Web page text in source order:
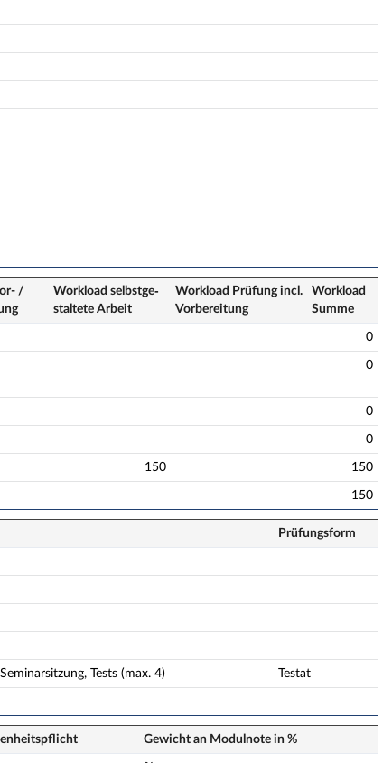
/
Workload selbstge­
staltete Arbeit
Workload Prüfung incl.
Vorbereitung
Workload
Summe
0
0
0
0
150 150
150
Prüfungsform
Tests (max. 4) Testat
Gewicht an Modulnote in %